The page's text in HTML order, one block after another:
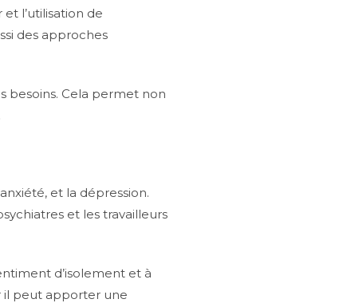
l’utilisation de
des approches
besoins. Cela permet non
et la dépression.
et les travailleurs
d’isolement et à
il peut apporter une